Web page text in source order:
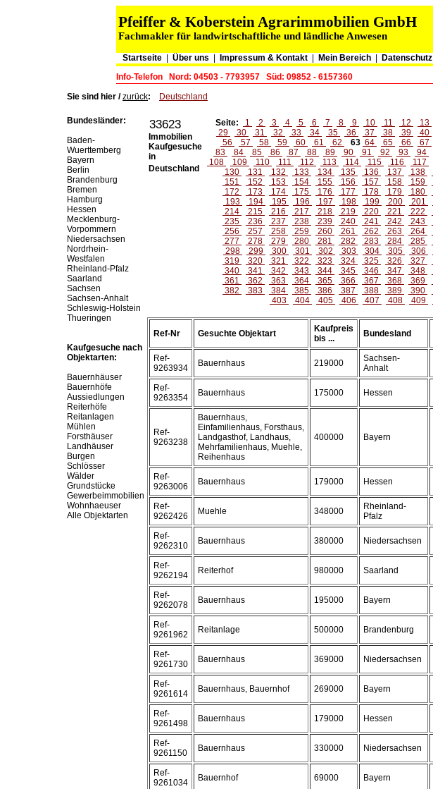
Pfeiffer & Koberstein Agrarimmobilien GmbH
Fachmakler für landwirtschaftliche und ländliche Anwesen
Startseite| Über uns Impressum & Kontakt| Mein Bereich Datenschutz
Info-Telefon
Nord: 04503 - 7793957 Süd: 09852 - 6157360
Sie sind hier /zurück: Deutschland
Bundesländer:
Baden-
Wuerttemberg
Bayern
Berlin
Brandenburg
Bremen
Hamburg
Hessen
Mecklenburg-
Vorpommern
Niedersachsen
Nordrhein-
Westfalen
Rheinland-Pfalz
Saarland
Sachsen
Sachsen-Anhalt
Schleswig-Holstein
Thueringen
Kaufgesuche nach
Objektarten:
Bauernhäuser
Bauernhöfe
Aussiedlungen
Reiterhöfe
Reitanlagen
Mühlen
Forsthäuser
Landhäuser
Burgen
Schlösser
Wälder
Grundstücke
Gewerbeimmobilien
Wohnhaeuser
Alle Objektarten
33623
Immobilien
Kaufgesuche
in
Deutschland
Seite: 1 2 3 4 5 6 7 8 9 10 11 12 13
29
30 31 32 33 34 35 36 37 38 39 40
56
57 58 59 60 61 62 63 64 65 66 67
83
84 85 86 87 88 89 90 91 92 93 94
108
109 110 111 112 113 114 115 116 117
130
131 132 133 134 135 136 137 138
151
152 153 154 155 156 157 158 159
172
173 174 175 176 177 178 179 180
193
194 195 196 197 198 199 200 201
214
215 216 217 218 219 220 221 222
235
236 237 238 239 240 241 242 243
256
257 258 259 260 261 262 263 264
277
278 279 280 281 282 283 284 285
298
299 300 301 302 303 304 305 306
319
320 321 322 323 324 325 326 327
340
341 342 343 344 345 346 347 348
361
362 363 364 365 366 367 368 369
382
383 384 385 386 387 388 389 390
403
404 405 406 407 408 409
Ref-Nr Gesuchte Objektart
Kaufpreis
bis ...
Bundesland
Ref-
9263934
Bauernhaus 219000
Sachsen-
Anhalt
Ref-
9263354
Bauernhaus 175000 Hessen
Ref-
9263238
Bauernhaus,
Einfamilienhaus, Forsthaus,
Landgasthof, Landhaus,
Mehrfamilienhaus, Muehle,
Reihenhaus
400000 Bayern
Ref-
9263006
Bauernhaus 179000 Hessen
Ref-
9262426
Muehle 348000
Rheinland-
Pfalz
Ref-
9262310
Bauernhaus 380000 Niedersachsen
Ref-
9262194
Reiterhof 980000 Saarland
Ref-
9262078
Bauernhaus 195000 Bayern
Ref-
9261962
Reitanlage 500000 Brandenburg
Ref-
9261730
Bauernhaus 369000 Niedersachsen
Ref-
9261614
Bauernhaus, Bauernhof 269000 Bayern
Ref-
9261498
Bauernhaus 179000 Hessen
Ref-
9261150
Bauernhaus 330000 Niedersachsen
Ref-
9261034
Bauernhof 69000 Bayern